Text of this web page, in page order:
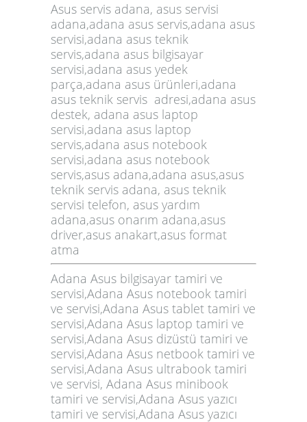
Asus servis adana, asus servisi
adana,adana asus servis,adana asus
servisi,adana asus teknik
servis,adana asus bilgisayar
servisi,adana asus yedek
parça,adana asus ürünleri,adana
asus teknik servis adresi,adana asus
destek, adana asus laptop
servisi,adana asus laptop
servis,adana asus notebook
servisi,adana asus notebook
servis,asus adana,adana asus,asus
teknik servis adana, asus teknik
servisi telefon, asus yardım
adana,asus onarım adana,asus
driver,asus anakart,asus format
atma
Adana Asus bilgisayar tamiri ve
servisi,Adana Asus notebook tamiri
ve servisi,Adana Asus tablet tamiri ve
servisi,Adana Asus laptop tamiri ve
servisi,Adana Asus dizüstü tamiri ve
servisi,Adana Asus netbook tamiri ve
servisi,Adana Asus ultrabook tamiri
ve servisi, Adana Asus minibook
tamiri ve servisi,Adana Asus yazıcı
tamiri ve servisi,Adana Asus yazıcı